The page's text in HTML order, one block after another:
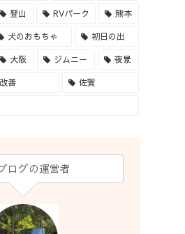
登山 RVパーク 熊本
犬のおもちゃ 初日の出
大阪 ジムニー 夜景
善 佐賀
ログの運営者